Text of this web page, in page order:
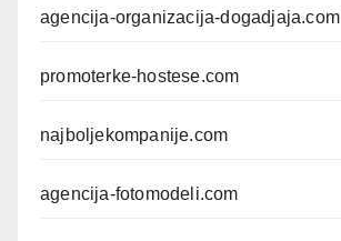
agencija-organizacija-dogadjaja.com
promoterke-hostese.com
najboljekompanije.com
agencija-fotomodeli.com